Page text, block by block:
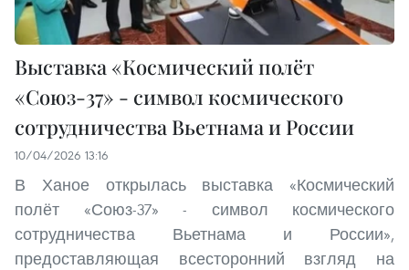
Выставка «Космический полёт
«Союз-37» - символ космического
сотрудничества Вьетнама и России
10/04/2026 13:16
В Ханое открылась выставка «Космический
полёт «Союз-37» - символ космического
сотрудничества Вьетнама и России»,
предоставляющая всесторонний взгляд на